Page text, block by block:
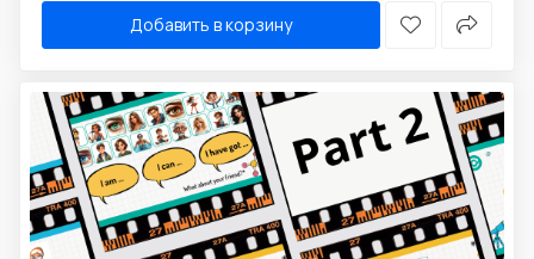
Добавить в корзину